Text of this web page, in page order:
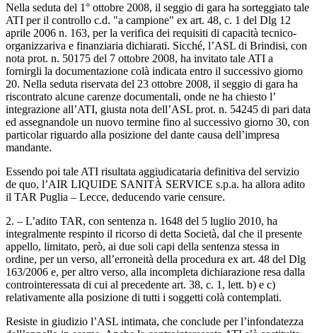
Nella seduta del 1° ottobre 2008, il seggio di gara ha sorteggiato tale
ATI per il controllo c.d. "a campione" ex art. 48, c. 1 del Dlg 12
aprile 2006 n. 163, per la verifica dei requisiti di capacità tecnico-
organizzariva e finanziaria dichiarati. Sicché, l’ASL di Brindisi, con
nota prot. n. 50175 del 7 ottobre 2008, ha invitato tale ATI a
fornirgli la documentazione colà indicata entro il successivo giorno
20. Nella seduta riservata del 23 ottobre 2008, il seggio di gara ha
riscontrato alcune carenze documentali, onde ne ha chiesto l’
integrazione all’ATI, giusta nota dell’ASL prot. n. 54245 di pari data
ed assegnandole un nuovo termine fino al successivo giorno 30, con
particolar riguardo alla posizione del dante causa dell’impresa
mandante.
Essendo poi tale ATI risultata aggiudicataria definitiva del servizio
de quo, l’AIR LIQUIDE SANITÀ SERVICE s.p.a. ha allora adito
il TAR Puglia – Lecce, deducendo varie censure.
2. – L’adito TAR, con sentenza n. 1648 del 5 luglio 2010, ha
integralmente respinto il ricorso di detta Società, dal che il presente
appello, limitato, però, ai due soli capi della sentenza stessa in
ordine, per un verso, all’erroneità della procedura ex art. 48 del Dlg
163/2006 e, per altro verso, alla incompleta dichiarazione resa dalla
controinteressata di cui al precedente art. 38, c. 1, lett. b) e c)
relativamente alla posizione di tutti i soggetti colà contemplati.
Resiste in giudizio l’ASL intimata, che conclude per l’infondatezza